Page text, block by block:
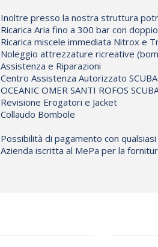
Inoltre presso la nostra struttura
Ricarica Aria fino a 300 bar con
Ricarica miscele immediata Nitrox e
Noleggio attrezzature ricreative
Assistenza e Riparazioni
Centro Assistenza Autorizzato
OCEANIC OMER SANTI ROFOS
Revisione Erogatori e Jacket
Collaudo Bombole
Possibilità di pagamento con
Azienda iscritta al MePa per la